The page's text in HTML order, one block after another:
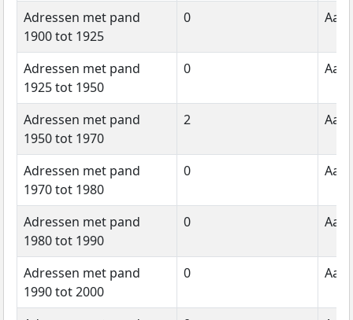
Adressen met pand
1900 tot 1925
0
Adressen met pand
1925 tot 1950
0
Adressen met pand
1950 tot 1970
2
Adressen met pand
1970 tot 1980
0
Adressen met pand
1980 tot 1990
0
Adressen met pand
1990 tot 2000
0